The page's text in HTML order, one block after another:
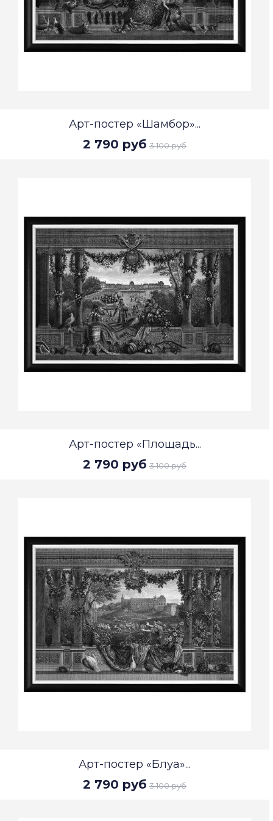
Арт-постер «Шамбор»...
2 790 руб 3 100 руб
Арт-постер «Площадь...
2 790 руб 3 100 руб
Арт-постер «Блуа»...
2 790 руб 3 100 руб